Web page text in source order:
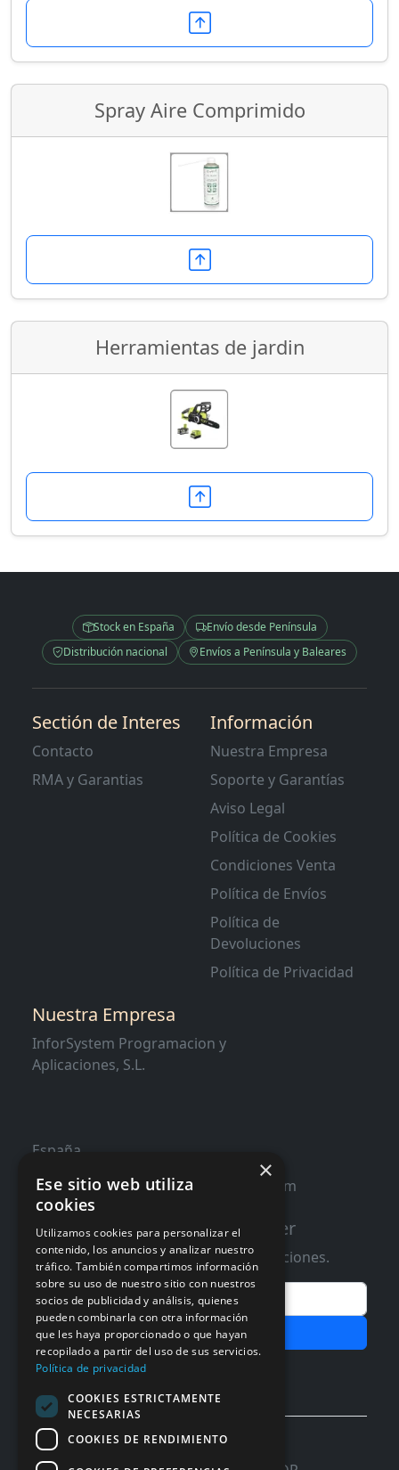
Spray Aire Comprimido
Herramientas de jardin
Stock en España
Envío desde Península
Distribución nacional
Envíos a Península y Baleares
Sectión de Interes
Contacto
RMA y Garantias
Información
Nuestra Empresa
Soporte y Garantías
Aviso Legal
Política de Cookies
Condiciones Venta
Política de Envíos
Política de
Devoluciones
Política de Privacidad
Nuestra Empresa
InforSystem Programacion y
Aplicaciones, S.L.
España
contacto@distribucioninformatica.com
Suscribete a nuestro Newsletter
Te informaremos de ofertas y promociones.
Email
Subscribir
Aceptar Politica de
© 2026 InforSystem Programacion y
×
Ese sitio web utiliza
cookies
Utilizamos cookies para personalizar el
contenido, los anuncios y analizar nuestro
tráfico. También compartimos información
sobre su uso de nuestro sitio con nuestros
socios de publicidad y análisis, quienes
pueden combinarla con otra información
que les haya proporcionado o que hayan
recopilado a partir del uso de sus servicios.
Política de privacidad
COOKIES ESTRICTAMENTE
NECESARIAS
COOKIES DE RENDIMIENTO